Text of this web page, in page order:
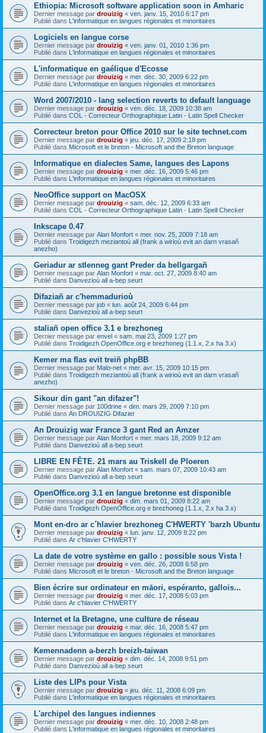
Ethiopia: Microsoft software application soon in Amharic
Dernier message par drouizig « ven. janv. 15, 2010 6:17 pm
Publié dans L'informatique en langues régionales et minoritaires
Logiciels en langue corse
Dernier message par drouizig « ven. janv. 01, 2010 1:36 pm
Publié dans L'informatique en langues régionales et minoritaires
L'informatique en gaélique d'Ecosse
Dernier message par drouizig « mer. déc. 30, 2009 6:22 pm
Publié dans L'informatique en langues régionales et minoritaires
Word 2007/2010 - lang selection reverts to default language
Dernier message par drouizig « ven. déc. 18, 2009 10:38 am
Publié dans COL - Correcteur Orthographique Latin - Latin Spell Checker
Correcteur breton pour Office 2010 sur le site technet.com
Dernier message par drouizig « jeu. déc. 17, 2009 2:18 pm
Publié dans Microsoft et le breton - Microsoft and the Breton language
Informatique en dialectes Same, langues des Lapons
Dernier message par drouizig « mer. déc. 16, 2009 5:46 pm
Publié dans L'informatique en langues régionales et minoritaires
NeoOffice support on MacOSX
Dernier message par drouizig « sam. déc. 12, 2009 6:33 am
Publié dans COL - Correcteur Orthographique Latin - Latin Spell Checker
Inkscape 0.47
Dernier message par Alan Monfort « mer. nov. 25, 2009 7:18 am
Publié dans Troidigezh meziantoù all (frank a wirioù evit an darn vrasañ
anezho)
Geriadur ar stlenneg gant Preder da bellgargañ
Dernier message par Alan Monfort « mar. oct. 27, 2009 8:40 am
Publié dans Danvezioù all a-bep seurt
Difaziañ ar c'hemmadurioù
Dernier message par job « lun. août 24, 2009 6:44 pm
Publié dans Danvezioù all a-bep seurt
staliañ open office 3.1 e brezhoneg
Dernier message par envel « sam. mai 23, 2009 1:27 pm
Publié dans Troidigezh OpenOffice.org e brezhoneg (1.1.x, 2.x ha 3.x)
Kemer ma flas evit treiñ phpBB
Dernier message par Malo-net « mer. avr. 15, 2009 10:15 pm
Publié dans Troidigezh meziantoù all (frank a wirioù evit an darn vrasañ
anezho)
Sikour din gant "an difazer"!
Dernier message par 100drine « dim. mars 29, 2009 7:10 pm
Publié dans An DROUIZIG Difazier
An Drouizig war France 3 gant Red an Amzer
Dernier message par Alan Monfort « mer. mars 18, 2009 9:12 am
Publié dans Danvezioù all a-bep seurt
LIBRE EN FÊTE. 21 mars au Triskell de Ploeren
Dernier message par Alan Monfort « sam. mars 07, 2009 10:43 am
Publié dans Danvezioù all a-bep seurt
OpenOffice.org 3.1 en langue bretonne est disponible
Dernier message par drouizig « dim. mars 01, 2009 8:22 am
Publié dans Troidigezh OpenOffice.org e brezhoneg (1.1.x, 2.x ha 3.x)
Mont en-dro ar c´hlavier brezhoneg C'HWERTY 'barzh Ubuntu
Dernier message par drouizig « lun. janv. 12, 2009 8:22 pm
Publié dans Ar c'hlavier C'HWERTY
La date de votre système en gallo : possible sous Vista !
Dernier message par drouizig « ven. déc. 26, 2008 6:58 pm
Publié dans Microsoft et le breton - Microsoft and the Breton language
Bien écrire sur ordinateur en māori, espéranto, gallois...
Dernier message par drouizig « mer. déc. 17, 2008 5:03 pm
Publié dans Ar c'hlavier C'HWERTY
Internet et la Bretagne, une culture de réseau
Dernier message par drouizig « mar. déc. 16, 2008 5:47 pm
Publié dans L'informatique en langues régionales et minoritaires
Kemennadenn a-berzh breizh-taiwan
Dernier message par drouizig « dim. déc. 14, 2008 9:51 pm
Publié dans Danvezioù all a-bep seurt
Liste des LIPs pour Vista
Dernier message par drouizig « jeu. déc. 11, 2008 6:09 pm
Publié dans L'informatique en langues régionales et minoritaires
L'archipel des langues indiennes
Dernier message par drouizig « mer. déc. 10, 2008 2:48 pm
Publié dans L'informatique en langues régionales et minoritaires